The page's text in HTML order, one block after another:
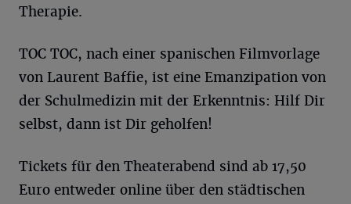
Therapie.
TOC TOC, nach einer spanischen Filmvorlage
von Laurent Baffie, ist eine Emanzipation von
der Schulmedizin mit der Erkenntnis: Hilf Dir
selbst, dann ist Dir geholfen!
Tickets für den Theaterabend sind ab 17,50
Euro entweder online über den städtischen